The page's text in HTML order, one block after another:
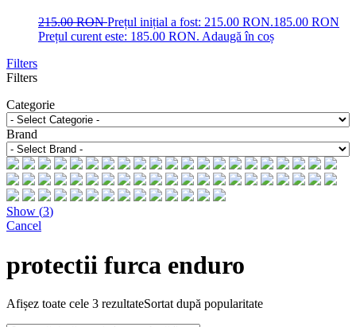
215.00RONPrețul inițial a fost: 215.00 RON.185.00 RON
Prețul curent este: 185.00 RON. Adaugă în coș
Filters
Filters
Categorie
Brand
Show (3)
Cancel
protectii furca enduro
Afișez toate cele 3 rezultateSortat după popularitate